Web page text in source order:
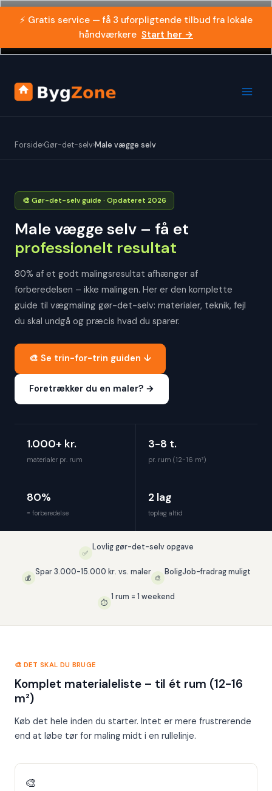
⚡ Gratis service — få 3 uforpligtende tilbud fra lokale
håndværkere Start her →
Gå
Forside›Gør-det-selv›Male vægge selv
🎨 Gør-det-selv guide · Opdateret 2026
Male vægge selv – få et
professionelt resultat
80% af et godt malingsresultat afhænger af
forberedelsen – ikke malingen. Her er den komplette
guide til vægmaling gør-det-selv: materialer, teknik, fejl
du skal undgå og præcis hvad du sparer.
🎨 Se trin-for-trin guiden ↓
Foretrækker du en maler? →
1.000+ kr.
materialer pr. rum
3-8 t.
pr. rum (12-16 m²)
80%
= forberedelse
2 lag
toplag altid
✅
Lovlig gør-det-selv opgave
💰
Spar 3.000-15.000 kr. vs. maler
🎨
BoligJob-fradrag muligt
⏱️
1 rum = 1 weekend
🎨 DET SKAL DU BRUGE
Komplet materialeliste – til ét rum (12-16
m²)
Køb det hele inden du starter. Intet er mere frustrerende
end at løbe tør for maling midt i en rullelinje.
🎨